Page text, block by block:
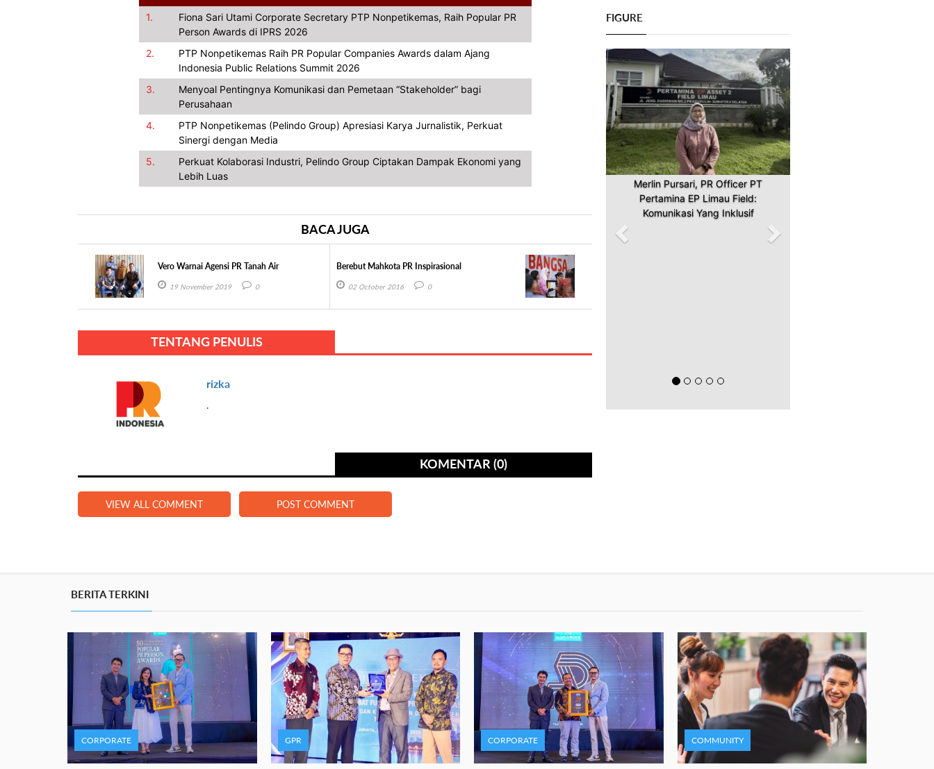
1.
Fiona Sari Utami Corporate Secretary PTP Nonpetikemas, Raih Popular PR
Person Awards di IPRS 2026
2.
PTP Nonpetikemas Raih PR Popular Companies Awards dalam Ajang
Indonesia Public Relations Summit 2026
3.
Menyoal Pentingnya Komunikasi dan Pemetaan “Stakeholder” bagi
Perusahaan
4.
PTP Nonpetikemas (Pelindo Group) Apresiasi Karya Jurnalistik, Perkuat
Sinergi dengan Media
5.
Perkuat Kolaborasi Industri, Pelindo Group Ciptakan Dampak Ekonomi yang
Lebih Luas
BACA JUGA
Vero Warnai Agensi PR Tanah Air
19 November 2019 0
Berebut Mahkota PR Inspirasional
02 October 2016 0
TENTANG PENULIS
rizka
.
KOMENTAR (0)
VIEW ALL COMMENT POST COMMENT
FIGURE
Merlin Pursari, PR Officer PT
Pertamina EP Limau Field:
Komunikasi Yang Inklusif
Previous Next
BERITA TERKINI
CORPORATE GPR CORPORATE COMMUNITY